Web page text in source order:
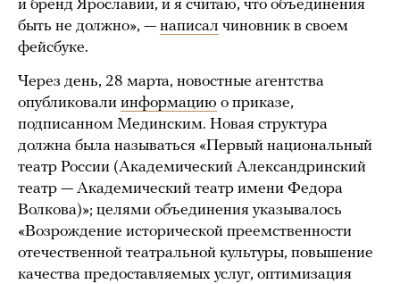
и бренд Ярославии, и я считаю, что объединения
быть не должно», — написал чиновник в своем
фейсбуке.
Через день, 28 марта, новостные агентства
опубликовали информацию о приказе,
подписанном Мединским. Новая структура
должна была называться «Первый национальный
театр России (Академический Александринский
театр — Академический театр имени Федора
Волкова)»; целями объединения указывалось
«Возрождение исторической преемственности
отечественной театральной культуры, повышение
качества предоставляемых услуг, оптимизация